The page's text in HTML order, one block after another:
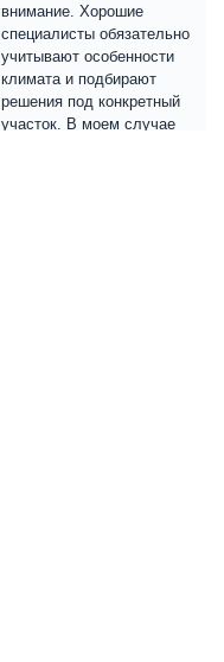
внимание. Хорошие
специалисты обязательно
учитывают особенности
климата и подбирают
решения под конкретный
участок. В моем случае